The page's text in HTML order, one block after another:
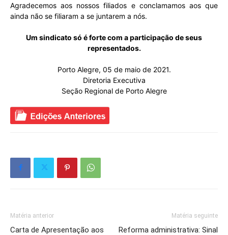
Agradecemos aos nossos filiados e conclamamos aos que
ainda não se filiaram a se juntarem a nós.
Um sindicato só é forte com a participação de seus
representados.
Porto Alegre, 05 de maio de 2021.
Diretoria Executiva
Seção Regional de Porto Alegre
Matéria anterior
Carta de Apresentação aos
Matéria seguinte
Reforma administrativa: Sinal